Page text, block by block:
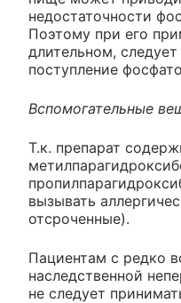
недостаточности
Поэтому при его
длительном,
поступление
Вспомогательные
Т.к. препарат
вызывать
отсроченные).
Пациентам с редко
наследственной
не следует